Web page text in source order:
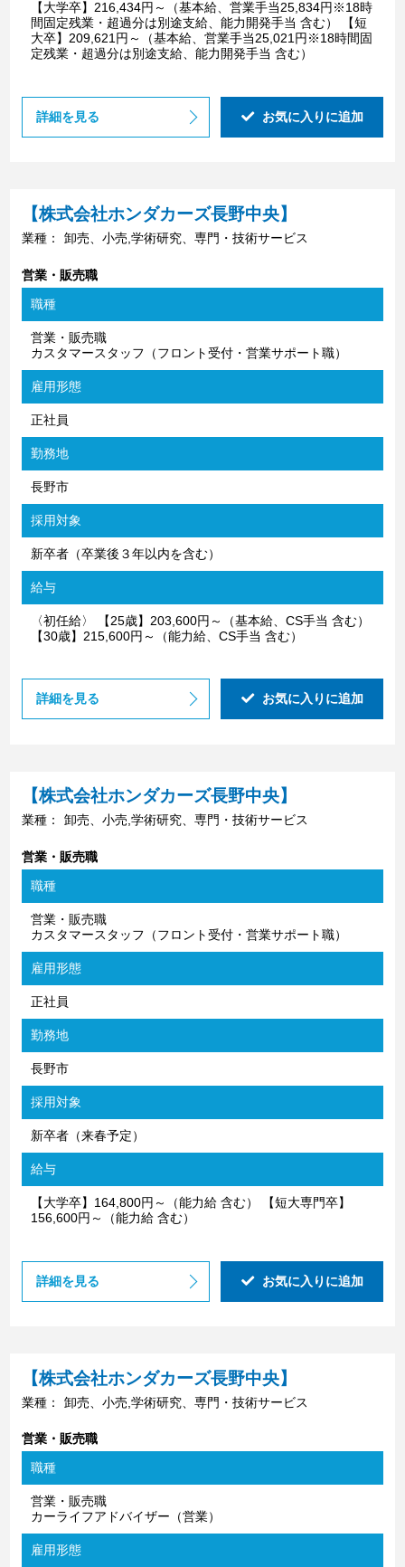
【大学卒】216,434円～（基本給、営業手当25,834円※18時
間固定残業・超過分は別途支給、能力開発手当 含む） 【短
大卒】209,621円～（基本給、営業手当25,021円※18時間固
定残業・超過分は別途支給、能力開発手当 含む）
詳細を見る お気に入りに追加
【株式会社ホンダカーズ長野中央】
業種： 卸売、小売,学術研究、専門・技術サービス
営業・販売職
職種
営業・販売職
カスタマースタッフ（フロント受付・営業サポート職）
雇用形態
正社員
勤務地
長野市
採用対象
新卒者（卒業後３年以内を含む）
給与
〈初任給〉 【25歳】203,600円～（基本給、CS手当 含む）
【30歳】215,600円～（能力給、CS手当 含む）
詳細を見る お気に入りに追加
【株式会社ホンダカーズ長野中央】
業種： 卸売、小売,学術研究、専門・技術サービス
営業・販売職
職種
営業・販売職
カスタマースタッフ（フロント受付・営業サポート職）
雇用形態
正社員
勤務地
長野市
採用対象
新卒者（来春予定）
給与
【大学卒】164,800円～（能力給 含む） 【短大専門卒】
156,600円～（能力給 含む）
詳細を見る お気に入りに追加
【株式会社ホンダカーズ長野中央】
業種： 卸売、小売,学術研究、専門・技術サービス
営業・販売職
職種
営業・販売職
カーライフアドバイザー（営業）
雇用形態